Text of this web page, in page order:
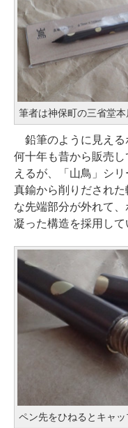
筆者は神保町の三省堂
鉛筆のように見える
何十年も昔から販売
えるが、「山鳥」シ
真鍮から削りだされ
な先端部分が外れて
凝った構造を採用して
ペン先をひねるとキャ